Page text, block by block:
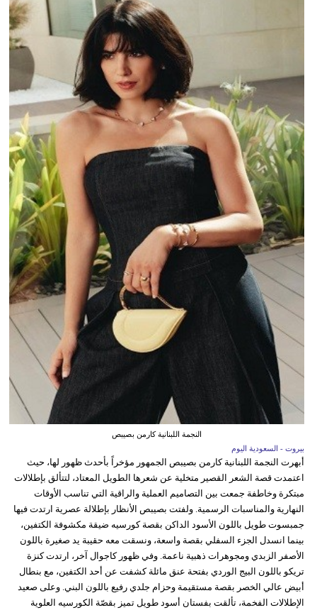
النجمة اللبنانية كارمن بصيبص
بيروت - السعودية اليوم
أبهرت النجمة اللبنانية كارمن بصيبص الجمهور مؤخراً بأحدث ظهور لها، حيث
اعتمدت قصة الشعر القصير متخلية عن شعرها الطويل المعتاد، لتتألق بإطلالات
مبتكرة وخاطفة جمعت بين التصاميم العملية والراقية التي تناسب الأوقات
النهارية والمناسبات الرسمية. ولفتت بصيبص الأنظار بإطلالة عصرية ارتدت فيها
جمبسوت طويل باللون الأسود الداكن بقصة كورسيه ضيقة مكشوفة الكتفين،
بينما انسدل الجزء السفلي بقصة واسعة، ونسقت معه حقيبة يد صغيرة باللون
الأصفر الزبدي ومجوهرات ذهبية ناعمة. وفي ظهور كاجوال آخر، ارتدت كنزة
تريكو باللون البيج الوردي بفتحة عنق مائلة كشفت عن أحد الكتفين، مع بنطال
أبيض عالي الخصر بقصة مستقيمة وحزام جلدي رفيع باللون البني. وعلى صعيد
الإطلالات الفخمة، تألقت بفستان أسود طويل تميز بقصّة الكورسيه العلوية